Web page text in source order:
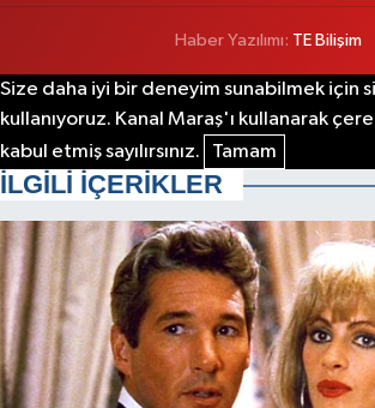
Haber Yazılımı: TE Bilişim
Size daha iyi bir deneyim sunabilmek için
kullanıyoruz. Kanal Maraş'ı kullanarak
kabul etmiş sayılırsınız.
Tamam